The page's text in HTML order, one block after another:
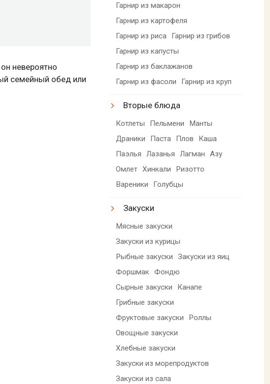
невероятно
семейный обед или
Гарнир из макарон
Гарнир из картофеля
Гарнир из риса
Гарнир из грибов
Гарнир из капусты
Гарнир из баклажанов
Гарнир из фасоли
Гарнир из круп
Вторые блюда
Котлеты Пельмени
Манты
Драники
Паста Плов
Каша
Паэлья
Лазанья Лагман
Азу
Омлет Хинкали
Ризотто
Вареники
Голубцы
Закуски
Мясные закуски
Закуски из курицы
Рыбные закуски
Закуски из яиц
Форшмак Фондю
Сырные закуски
Канапе
Грибные закуски
Фруктовые закуски
Роллы
Овощные закуски
Хлебные закуски
Закуски из морепродуктов
Закуски из сала